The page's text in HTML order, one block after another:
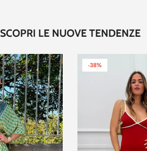
SCOPRI LE NUOVE TENDENZE
-38%